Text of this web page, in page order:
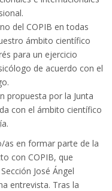
del COPIB en todas
ámbito científico
para un ejercicio
de acuerdo con el
propuesta por la Junta
con el ámbito científico
as en formar parte de la
con COPIB, que
José Ángel
entrevista. Tras la